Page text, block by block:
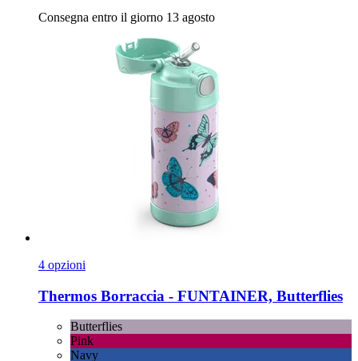
Consegna entro il giorno 13 agosto
4 opzioni
Thermos Borraccia -​ FUNTAINER, Butterflies
Butterflies
Pink
Navy